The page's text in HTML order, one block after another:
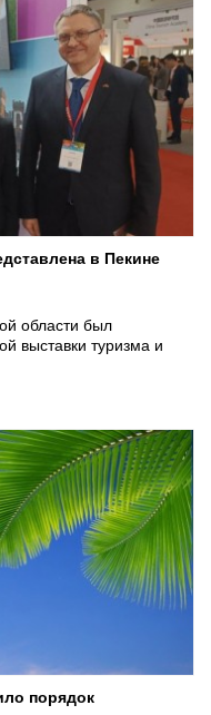
в Пекине
области был
выставки туризма и
порядок